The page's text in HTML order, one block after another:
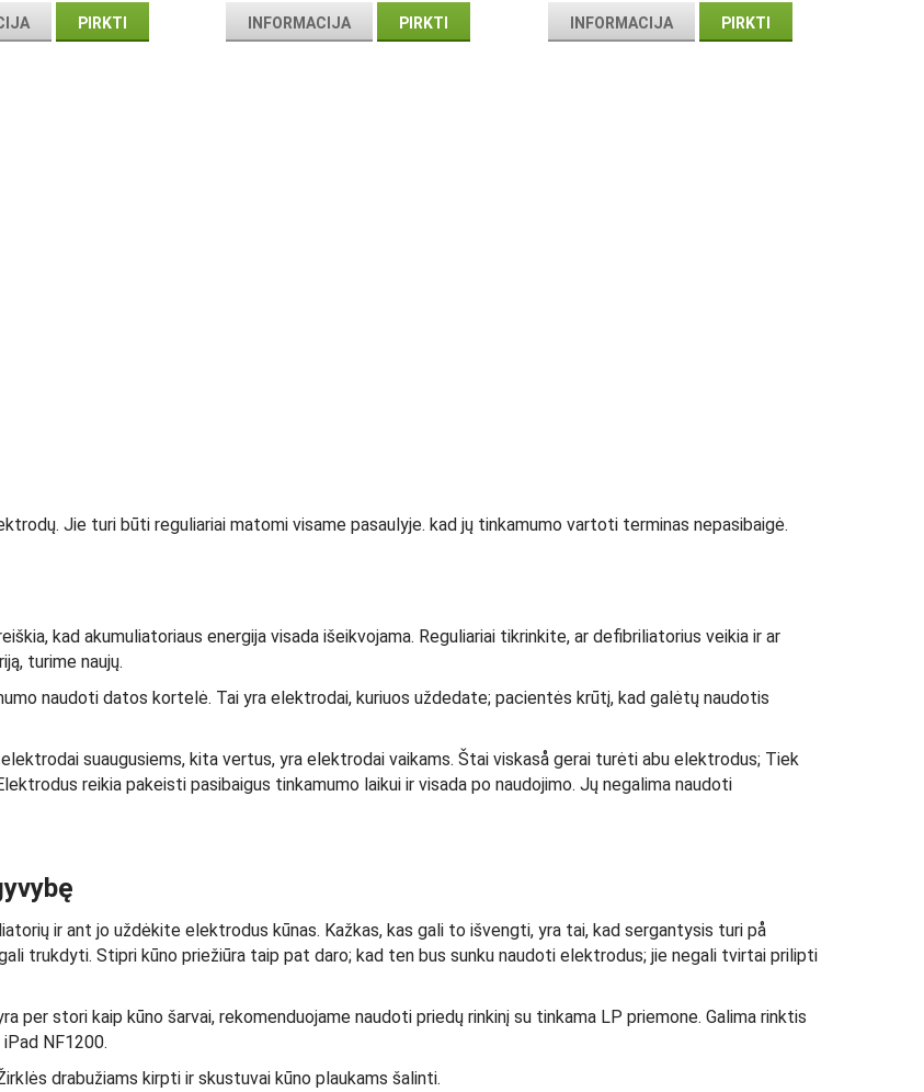
PIRKTI INFORMACIJA PIRKTI INFORMACIJA PIRKTI
Jie turi būti reguliariai matomi visame pasaulyje. kad jų tinkamumo vartoti terminas nepasibaigė.
kad akumuliatoriaus energija visada išeikvojama. Reguliariai tikrinkite, ar defibriliatorius veikia ir ar
turime naujų.
naudoti datos kortelė. Tai yra elektrodai, kuriuos uždedate; pacientės krūtį, kad galėtų naudotis
suaugusiems, kita vertus, yra elektrodai vaikams. Štai viskaså gerai turėti abu elektrodus; Tiek
reikia pakeisti pasibaigus tinkamumo laikui ir visada po naudojimo. Jų negalima naudoti
ir ant jo uždėkite elektrodus kūnas. Kažkas, kas gali to išvengti, yra tai, kad sergantysis turi på
trukdyti. Stipri kūno priežiūra taip pat daro; kad ten bus sunku naudoti elektrodus; jie negali tvirtai prilipti
per stori kaip kūno šarvai, rekomenduojame naudoti priedų rinkinį su tinkama LP priemone. Galima rinktis
NF1200.
drabužiams kirpti ir skustuvai kūno plaukams šalinti.